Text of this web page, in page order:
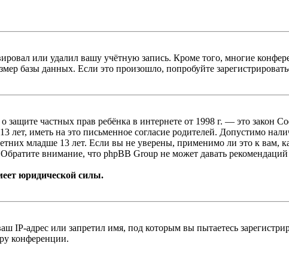
или удалил вашу учётную запись. Кроме того, многие
базы данных. Если это произошло, попробуйте
частных прав ребёнка в интернете от 1998 г. — это закон
иметь на это письменное согласие родителей. Допустимо
младше 13 лет. Если вы не уверены, применимо ли это к вам,
внимание, что phpBB Group не может давать
юридической силы.
IP-адрес или запретил имя, под которым вы пытаетесь
конференции.